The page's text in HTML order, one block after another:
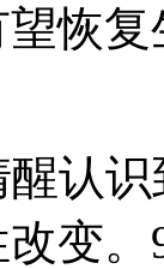
恢
认识
变